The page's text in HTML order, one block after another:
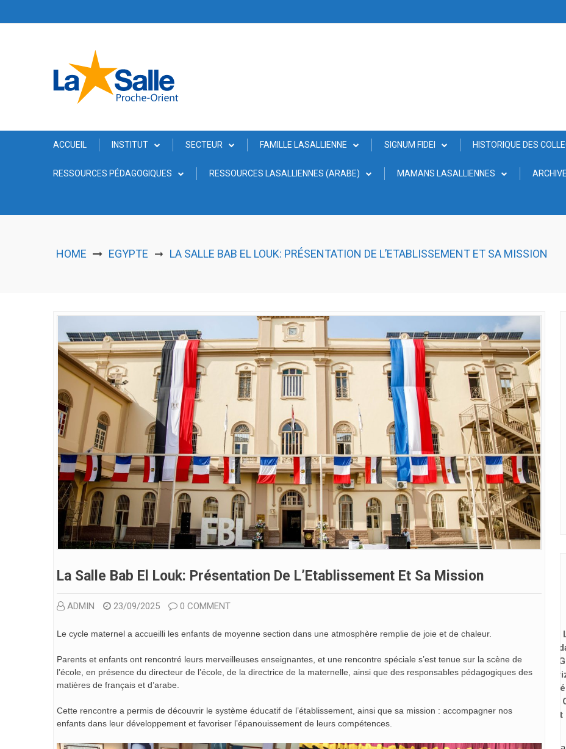
ACCUEIL INSTITUT SECTEUR FAMILLE LASALLIENNE SIGNUM FIDEI HISTORIQUE DES
RESSOURCES PÉDAGOGIQUES RESSOURCES LASALLIENNES (ARABE) MAMANS LASALLIENNES
HOME EGYPTE ➞ LA SALLE BAB EL LOUK: PRÉSENTATION DE L’ETABLISSEMENT ET SA MISSION
La Salle Bab El Louk: Présentation De L’Etablissement Et Sa Mission
ADMIN 23/09/2025 0 COMMENT
Le cycle maternel a accueilli les enfants de moyenne section dans une atmosphère remplie de joie et de chaleur.
Parents et enfants ont rencontré leurs merveilleuses enseignantes, et une rencontre spéciale s’est tenue sur la scène de
l’école, en présence du directeur de l’école, de la directrice de la maternelle, ainsi que des responsables pédagogiques des
matières de français et d’arabe.
Cette rencontre a permis de découvrir le système éducatif de l’établissement, ainsi que sa mission : accompagner nos
enfants dans leur développement et favoriser l’épanouissement de leurs compétences.